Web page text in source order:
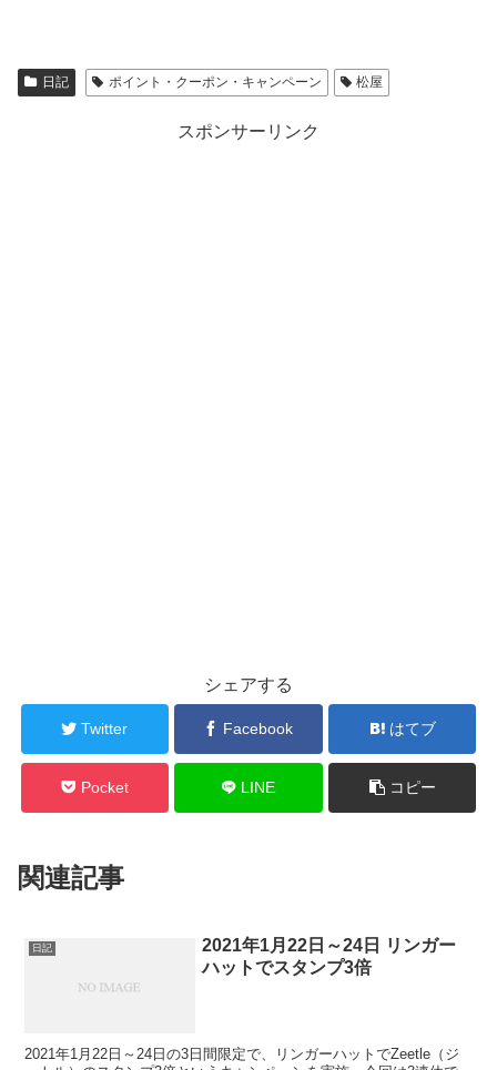
日記 ポイント・クーポン・キャンペーン 松屋
スポンサーリンク
シェアする
Twitter Facebook はてブ
Pocket LINE コピー
関連記事
日記
2021年1月22日～24日 リンガー
ハットでスタンプ3倍
2021年1月22日～24日の3日間限定で、リンガーハットでZeetle（ジ